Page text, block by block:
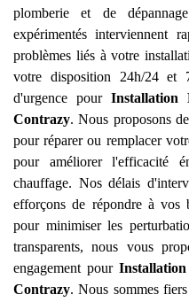
plomberie et de
expérimentés interviennent
problèmes liés à votre
votre disposition 24h/24
d'urgence pourInstallation
Contrazy. Nous proposons
pour réparer ou remplacer
pour améliorer l'efficacité
chauffage. Nos délais
efforçons de répondre à vos
pour minimiser les
transparents, nous vous
engagement pour
Contrazy. Nous sommes